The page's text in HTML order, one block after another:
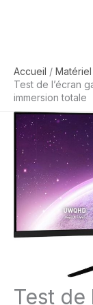
Accueil
Test de l’écran
immersion totale
Test de